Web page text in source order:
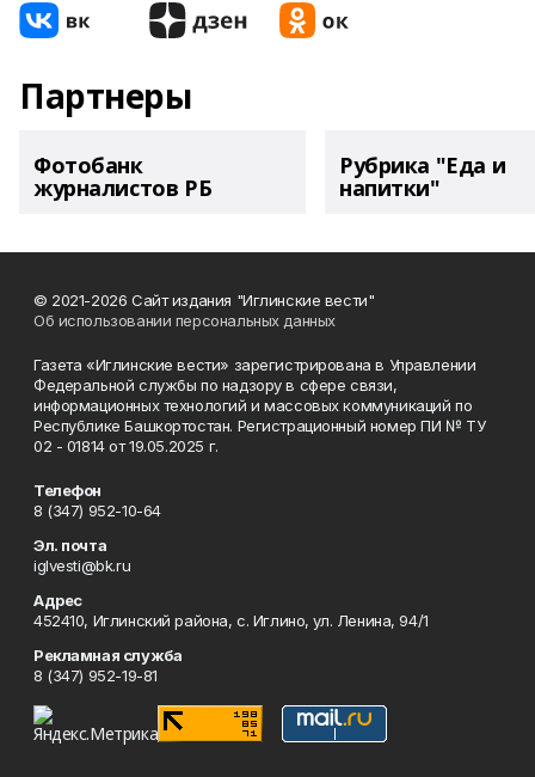
Партнеры
Фотобанк
журналистов РБ
Рубрика "Еда и
напитки"
© 2021-2026 Сайт издания "Иглинские вести"
Об использовании персональных данных
Газета «Иглинские вести» зарегистрирована в Управлении
Федеральной службы по надзору в сфере связи,
информационных технологий и массовых коммуникаций по
Республике Башкортостан. Регистрационный номер ПИ № ТУ
02 - 01814 от 19.05.2025 г.
Телефон
8 (347) 952-10-64
Эл. почта
iglvesti@bk.ru
Адрес
452410, Иглинский района, с. Иглино, ул. Ленина, 94/1
Рекламная служба
8 (347) 952-19-81